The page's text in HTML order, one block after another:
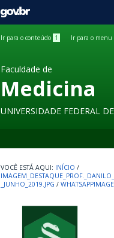
GOVBR
Ir para o conteúdo 1 Ir para o menu
Faculdade de
Medicina
UNIVERSIDADE FEDERAL
INÍCIO /
_JUNHO_2019.JPG /